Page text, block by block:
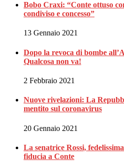
Bobo Craxi: “Conte ottuso
condiviso e concesso”
13 Gennaio 2021
Dopo la revoca di bombe
Qualcosa non va!
2 Febbraio 2021
Nuove rivelazioni: La
mentito sul coronavirus
20 Gennaio 2021
La senatrice Rossi,
fiducia a Conte